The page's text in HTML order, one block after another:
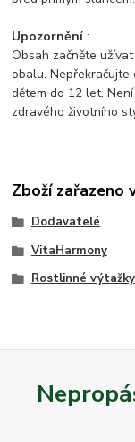
Upozornění:
Obsah začněte
obalu. Nepřekračujte
dětem do 12 let.
zdravého životního
Zboží zařazeno
Dodavatelé
VitaHarmony
Rostlinné výtažky